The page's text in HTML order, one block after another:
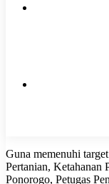
Guna memenuhi
Pertanian, Ketahanan
Ponorogo, Petugas